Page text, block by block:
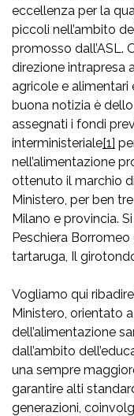
eccellenza per la
piccoli nell’ambito
promosso dall’ASL.
direzione intrapresa
agricole e alimentari
buona notizia è
assegnati i fondi
interministeriale[1]
nell’alimentazione
ottenuto il marchio
Ministero, per ben
Milano e provincia.
Peschiera
tartaruga, Il
Vogliamo qui
Ministero, orientato
dell’alimentazione
dall’ambito
una sempre
garantire alti
generazioni,